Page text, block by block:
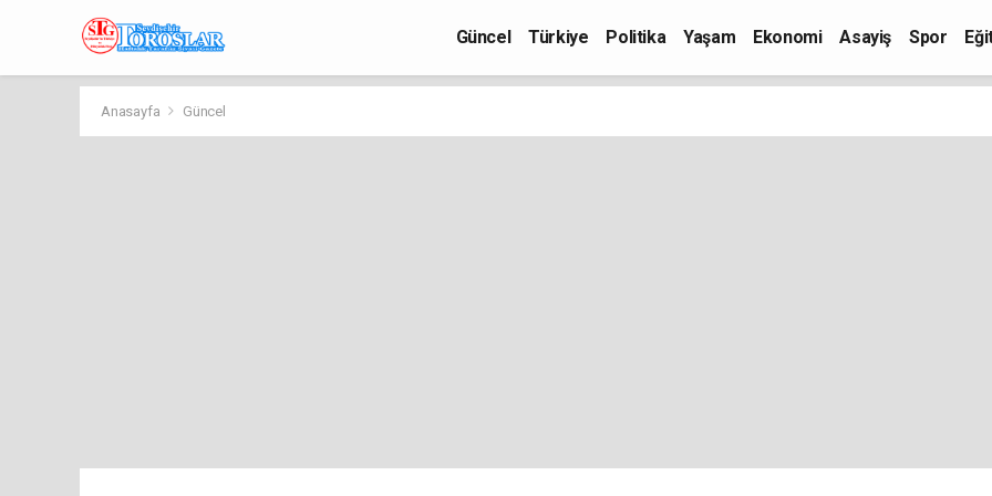
Güncel Türkiye Politika Yaşam Ekonomi Asayiş Spor
Anasayfa Güncel